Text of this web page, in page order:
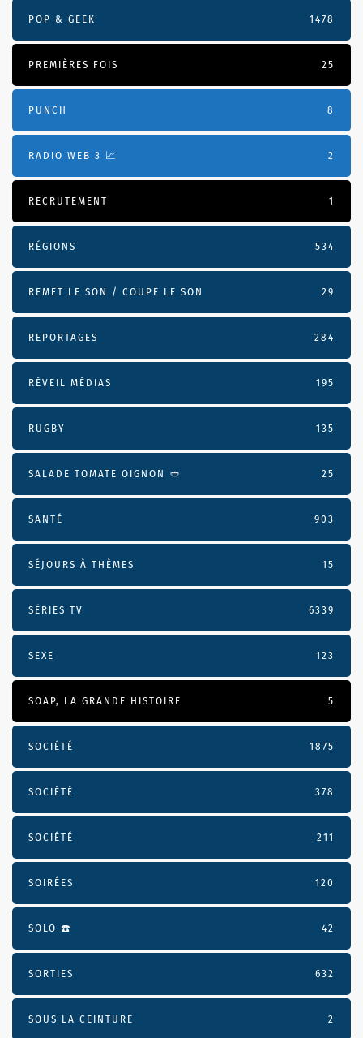
POP & GEEK 1478
PREMIÈRES FOIS 25
PUNCH 8
RADIO WEB 3 📈 2
RECRUTEMENT 1
RÉGIONS 534
REMET LE SON / COUPE LE SON 29
REPORTAGES 284
RÉVEIL MÉDIAS 195
RUGBY 135
SALADE TOMATE OIGNON 🥙 25
SANTÉ 903
SÉJOURS À THÈMES 15
SÉRIES TV 6339
SEXE 123
SOAP, LA GRANDE HISTOIRE 5
SOCIÉTÉ 1875
SOCIÉTÉ 378
SOCIÉTÉ 211
SOIRÉES 120
SOLO ☎️ 42
SORTIES 632
SOUS LA CEINTURE 2